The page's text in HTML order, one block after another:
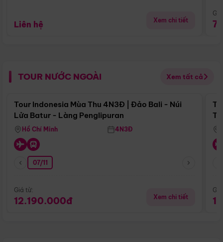
Liên hệ Xem chi tiết
TOUR NƯỚC NGOÀI Xem tất cả
Điểm nổi bật
Tour Indonesia Mùa Thu 4N3Đ | Đảo Bali - Núi
Lửa Batur - Làng Penglipuran
Hồ Chí Minh 4N3Đ
07/11
Giá từ:
12.190.000đ Xem chi tiết